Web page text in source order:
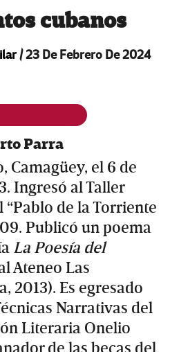
cubanos
/23 De Febrero De 2024
Parra
Camagüey, el 6 de
Ingresó al Taller
de la Torriente
Publicó un poema
La Poesía del
Ateneo Las
2013). Es egresado
Narrativas del
Literaria Onelio